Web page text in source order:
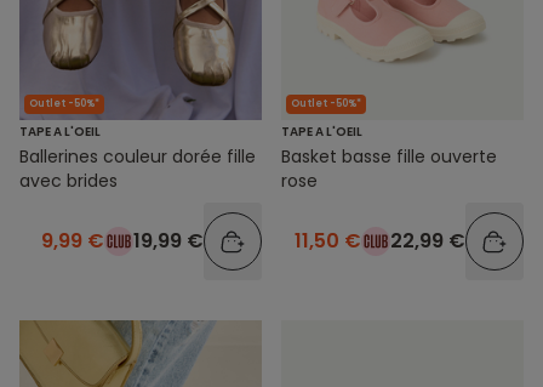
Outlet -50%*
TAPE A L'OEIL
Ballerines couleur dorée fille
avec brides
9,99 € 19,99 €
Outlet -50%*
TAPE A L'OEIL
Basket basse fille ouverte
rose
11,50 € 22,99 €